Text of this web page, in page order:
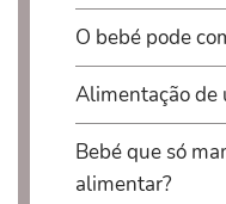
O bebé pode
Alimentação de
Bebé que só
alimentar?